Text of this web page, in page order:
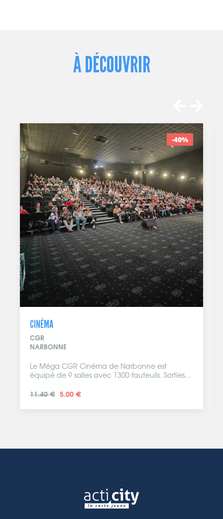
À DÉCOUVRIR
-40%
CINÉMA
CGR
NARBONNE
Le Méga CGR Cinéma de Narbonne est
équipé de 9 salles avec 1300 fauteuils. Sorties...
11.40 € 5.00 €